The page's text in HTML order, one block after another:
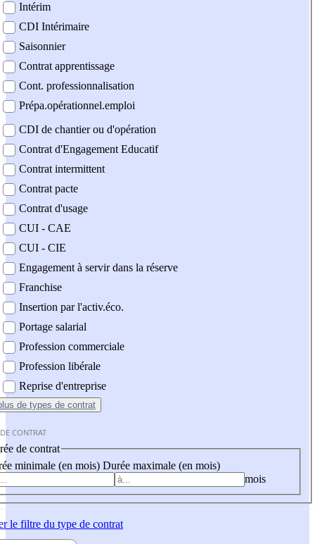
Intérim
CDI Intérimaire
Saisonnier
Contrat apprentissage
Cont. professionnalisation
Prépa.opérationnel.emploi
CDI de chantier ou d'opération
Contrat d'Engagement Educatif
Contrat intermittent
Contrat pacte
Contrat d'usage
CUI - CAE
CUI - CIE
Engagement à servir dans la réserve
Franchise
Insertion par l'activ.éco.
Portage salarial
Profession commerciale
Profession libérale
Reprise d'entreprise
de types de contrat
CONTRAT
de contrat
minimale (en mois) Durée maximale (en mois)
mois
le filtre du type de contrat